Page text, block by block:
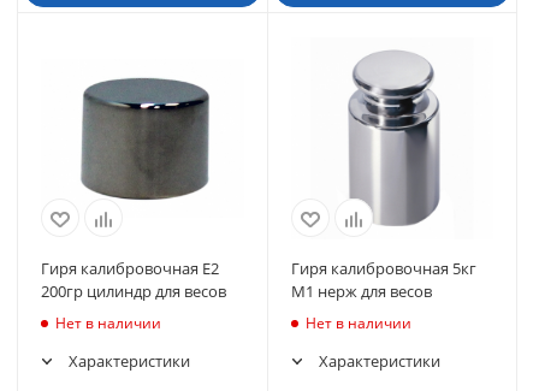
Гиря калибровочная Е2
200гр цилиндр для весов
Нет в наличии
Характеристики
Гиря калибровочная 5кг
М1 нерж для весов
Нет в наличии
Характеристики